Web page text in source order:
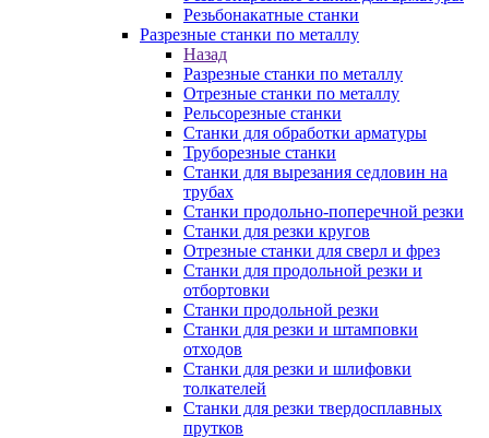
Резьбонакатные станки
Разрезные станки по металлу
Назад
Разрезные станки по металлу
Отрезные станки по металлу
Рельсорезные станки
Станки для обработки арматуры
Труборезные станки
Станки для вырезания седловин на
трубаx
Станки продольно-поперечной резки
Станки для резки кругов
Отрезные станки для сверл и фрез
Станки для продольной резки и
отбортовки
Станки продольной резки
Станки для резки и штамповки
отходов
Станки для резки и шлифовки
толкателей
Станки для резки твердосплавных
прутков